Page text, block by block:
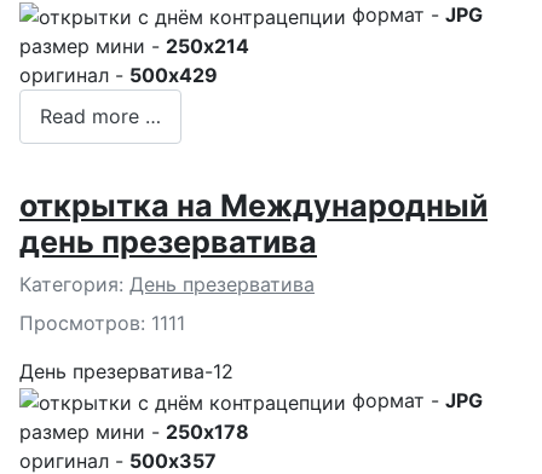
формат - JPG
размер мини - 250x214
оригинал - 500x429
Read more …
открытка на Международный
день презерватива
Подробности
Категория: День презерватива
Просмотров: 1111
День презерватива-12
формат - JPG
размер мини - 250x178
оригинал - 500x357